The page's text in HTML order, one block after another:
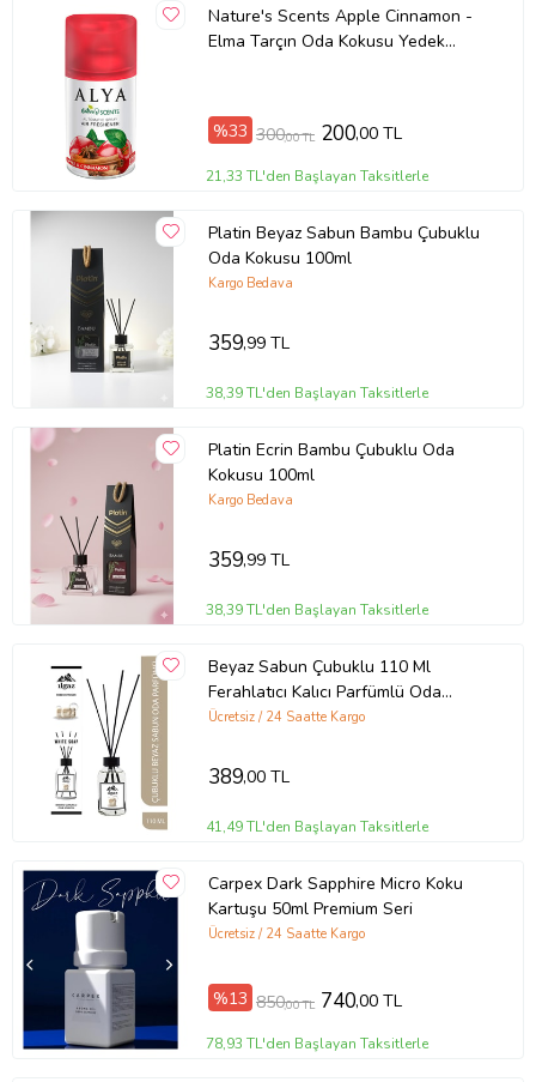
Nature's Scents Apple Cinnamon -
Elma Tarçın Oda Kokusu Yedek
%33 300,00 TL 200,00 TL
21,33 TL'den Başlayan Taksitlerle
Platin Beyaz Sabun Bambu Çubuklu
Oda Kokusu 100ml
Kargo Bedava
359,99 TL
38,39 TL'den Başlayan Taksitlerle
Platin Ecrin Bambu Çubuklu Oda
Kokusu 100ml
Kargo Bedava
359,99 TL
38,39 TL'den Başlayan Taksitlerle
Beyaz Sabun Çubuklu 110 Ml
Ferahlatıcı Kalıcı Parfümlü Oda
Kokusu
Ücretsiz / 24 Saatte Kargo
389,00 TL
41,49 TL'den Başlayan Taksitlerle
Carpex Dark Sapphire Micro Koku
Kartuşu 50ml Premium Seri
Ücretsiz / 24 Saatte Kargo
%13 850,00 TL 740,00 TL
78,93 TL'den Başlayan Taksitlerle